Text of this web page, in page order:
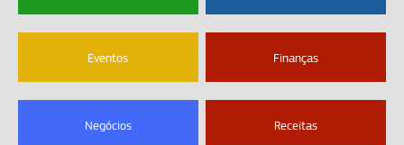
Eventos Finanças
Negócios Receitas